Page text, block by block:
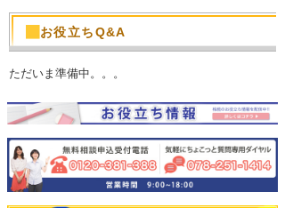
お役立ちQ&A
ただいま準備中。。。